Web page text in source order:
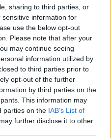
sharing to third parties, or
information for
use the below opt-out
Please note that after your
may continue seeing
information utilized by
to third parties prior to
opt-out of the further
by third parties on the
This information may
parties on the IAB’s List of
further disclose it to other
përdorimin e
nga Suno
refuzon ftesën e Kurtit
takim në Kryeministri ose
Ja arsyetimi i
të AAK-së